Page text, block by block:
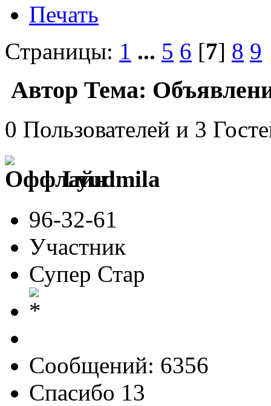
Печать
Страницы: 1 ... 5 6 [7] 8 9
Автор Тема:
0 Пользователей и 3
Lyudmila
96-32-61
Участник
Супер Стар
Сообщений: 6356
Спасибо 13